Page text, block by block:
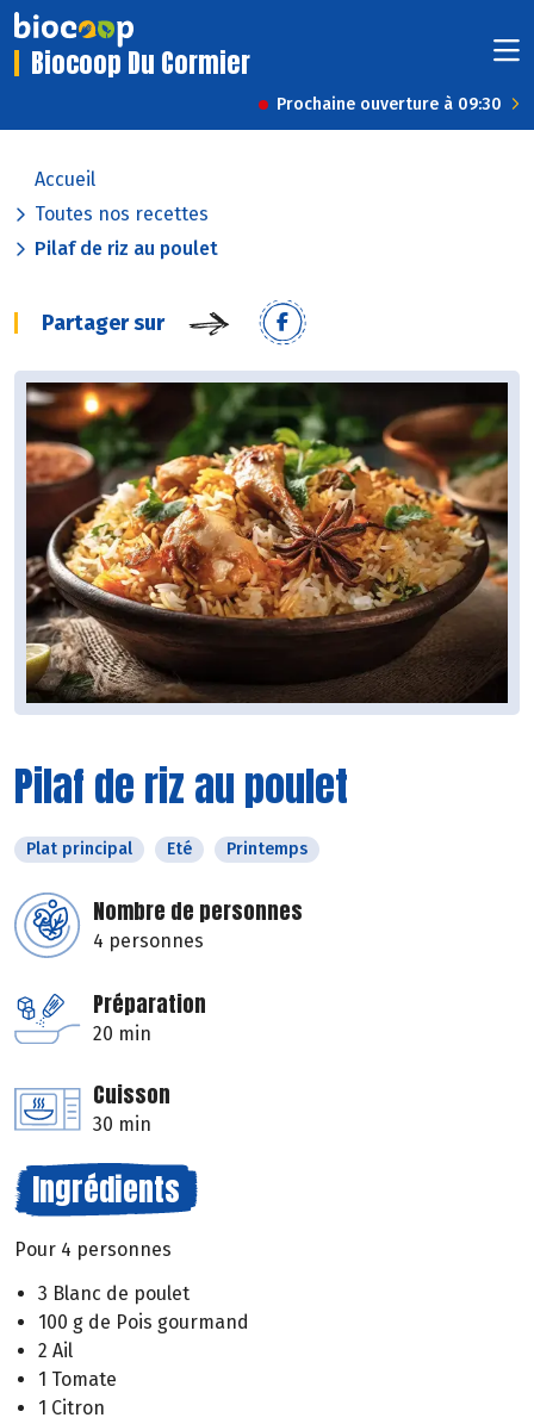
Biocoop Du Cormier
Prochaine ouverture à 09:30
Accueil
Toutes nos recettes
Pilaf de riz au poulet
Partager sur
Pilaf de riz au poulet
Plat principal Eté Printemps
Nombre de personnes
4 personnes
Préparation
20 min
Cuisson
30 min
Ingrédients
Pour 4 personnes
3 Blanc de poulet
100 g de Pois gourmand
2 Ail
1 Tomate
1 Citron